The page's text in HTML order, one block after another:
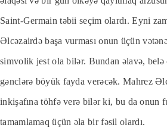
Saint-Germain təbii seçim olardı. Eyni
Əlcəzairdə başa vurması onun üçün
simvolik jest ola bilər. Bundan əlavə, belə
gənclərə böyük fayda verəcək. Mahrez
inkişafına töhfə verə bilər ki, bu da onun
tamamlamaq üçün əla bir fəsil olardı.